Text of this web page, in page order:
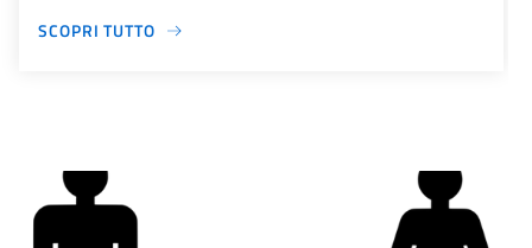
SCOPRI TUTTO